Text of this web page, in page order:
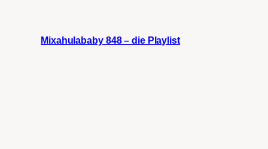
Mixahulababy 848 – die Playlist